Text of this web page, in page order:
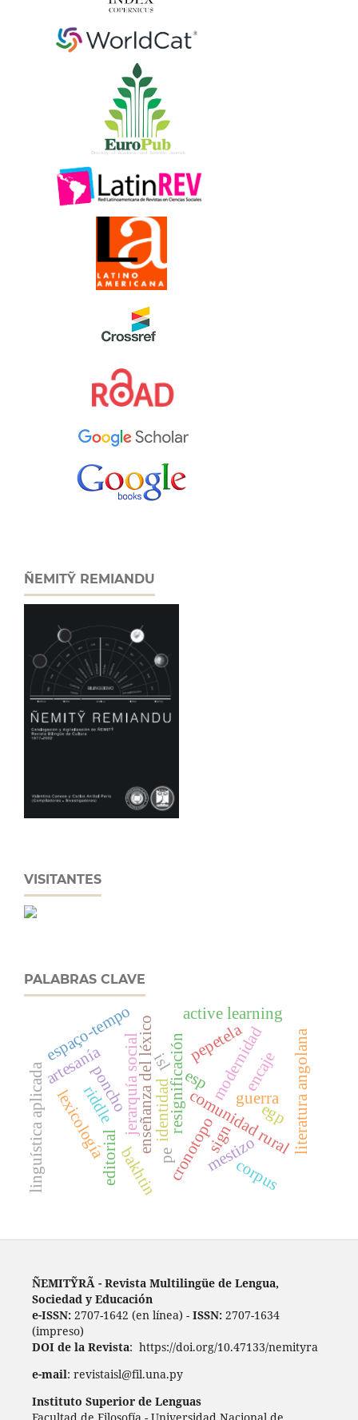
ÑEMITỸ REMIANDU
VISITANTES
PALABRAS CLAVE
comunidad rural
identidad
jerarquía social
mestizo
modernidad
resignificación
cronotopo
bakhtin
guerra literatura angolana
pepetela
espaço-tempo
editorial
lexicología enseñanza del léxico
linguística aplicada corpus
artesanía encaje
poncho esp
egp
pe
active learning
sign
isl
riddle
ÑEMITỸRÃ - Revista Multilingüe de Lengua,
Sociedad y Educación
e-ISSN:2707-1642 (en línea) - ISSN:2707-1634
(impreso)
DOI de la Revista: https://doi.org/10.47133/nemityra
e-mail: revistaisl@fil.una.py
Instituto Superior de Lenguas
Facultad de Filosofía - Universidad Nacional de